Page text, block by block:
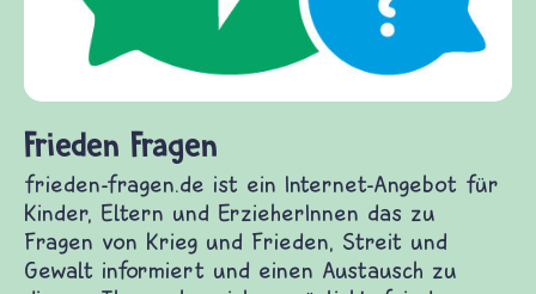
Frieden Fragen
frieden-fragen.de ist ein Internet-Angebot für
Kinder, Eltern und ErzieherInnen das zu
Fragen von Krieg und Frieden, Streit und
Gewalt informiert und einen Austausch zu